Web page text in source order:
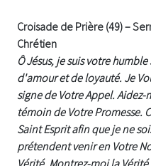
Croisade de Prière (49) –
Chrétien
Ô Jésus, je suis votre
d'amour et de loyauté. Je
signe de Votre Appel. Aidez-
témoin de Votre Promesse.
Saint Esprit afin que je ne
prétendent venir en Votre
Vérité. Montrez-moi la